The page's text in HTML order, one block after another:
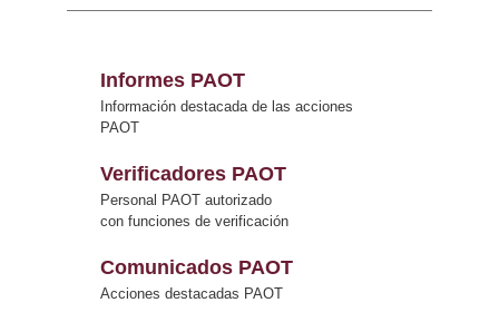
Informes PAOT
Información destacada de las acciones
PAOT
Verificadores PAOT
Personal PAOT autorizado
con funciones de verificación
Comunicados PAOT
Acciones destacadas PAOT